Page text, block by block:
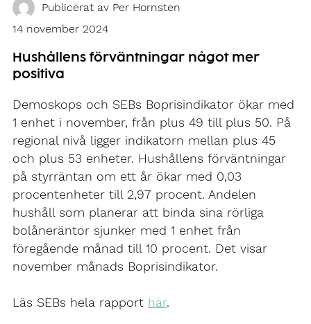
Publicerat av Per Hornsten
14 november 2024
Hushållens förväntningar något mer
positiva
Demoskops och SEBs Boprisindikator ökar med
1 enhet i november, från plus 49 till plus 50. På
regional nivå ligger indikatorn mellan plus 45
och plus 53 enheter. Hushållens förväntningar
på styrräntan om ett år ökar med 0,03
procentenheter till 2,97 procent. Andelen
hushåll som planerar att binda sina rörliga
bolåneräntor sjunker med 1 enhet från
föregående månad till 10 procent. Det visar
november månads Boprisindikator.
Läs SEBs hela rapport här.